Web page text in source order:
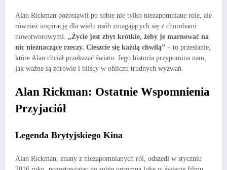
Alan Rickman pozostawił po sobie nie tylko niezapomniane role, ale
również inspirację dla wielu osób zmagających się z chorobami
nowotworowymi. „Życie jest zbyt krótkie, żeby je marnować na
nic nieznaczące rzeczy. Cieszcie się każdą chwilą” – to przesłanie,
które Alan chciał przekazać światu. Jego historia przypomina nam,
jak ważne są zdrowie i bliscy w obliczu trudnych wyzwań.
Alan Rickman: Ostatnie Wspomnienia
Przyjaciół
Legenda Brytyjskiego Kina
Alan Rickman, znany z niezapomnianych ról, odszedł w styczniu